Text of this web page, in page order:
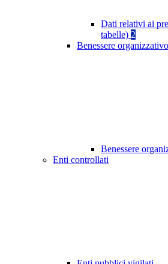
Dati relativi ai
tabelle) 2
Benessere organizzativo
Benessere
Enti controllati